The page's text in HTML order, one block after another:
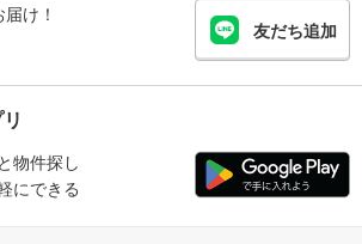
け！
友だち追加
物件探し
にできる